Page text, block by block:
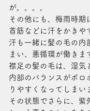
が。。。。
その他にも、梅雨時期
首筋などに汗をかきや
汗も一緒に髪の毛の内
まい、悪循環が働きま
襟足の髪の毛は、湿気
内部のバランスがボロ
りやすくなってしまい
その状態でさらに、紫